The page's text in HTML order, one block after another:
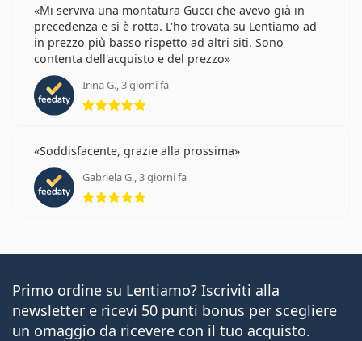
Mi serviva una montatura Gucci che avevo già in
precedenza e si è rotta. L'ho trovata su Lentiamo ad
in prezzo più basso rispetto ad altri siti. Sono
contenta dell'acquisto e del prezzo
Irina G., 3 giorni fa
Soddisfacente, grazie alla prossima
Gabriela G., 3 giorni fa
valutazione 5 di 5
Primo ordine su Lentiamo? Iscriviti alla
newsletter e ricevi 50 punti bonus per scegliere
un omaggio da ricevere con il tuo acquisto.